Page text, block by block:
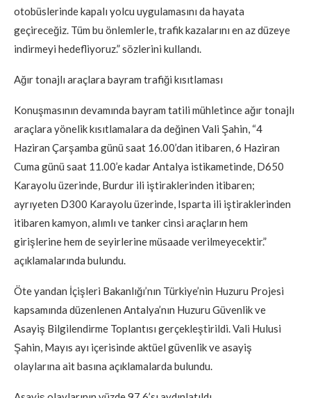
otobüslerinde kapalı yolcu uygulamasını da hayata
geçireceğiz. Tüm bu önlemlerle, trafik kazalarını en az düzeye
indirmeyi hedefliyoruz.” sözlerini kullandı.
Ağır tonajlı araçlara bayram trafiği kısıtlaması
Konuşmasının devamında bayram tatili mühletince ağır tonajlı
araçlara yönelik kısıtlamalara da değinen Vali Şahin, “4
Haziran Çarşamba günü saat 16.00’dan itibaren, 6 Haziran
Cuma günü saat 11.00’e kadar Antalya istikametinde, D650
Karayolu üzerinde, Burdur ili iştiraklerinden itibaren;
ayrıyeten D300 Karayolu üzerinde, Isparta ili iştiraklerinden
itibaren kamyon, alımlı ve tanker cinsi araçların hem
girişlerine hem de seyirlerine müsaade verilmeyecektir.”
açıklamalarında bulundu.
Öte yandan İçişleri Bakanlığı’nın Türkiye’nin Huzuru Projesi
kapsamında düzenlenen Antalya’nın Huzuru Güvenlik ve
Asayiş Bilgilendirme Toplantısı gerçekleştirildi. Vali Hulusi
Şahin, Mayıs ayı içerisinde aktüel güvenlik ve asayiş
olaylarına ait basına açıklamalarda bulundu.